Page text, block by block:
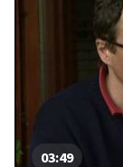
03:49